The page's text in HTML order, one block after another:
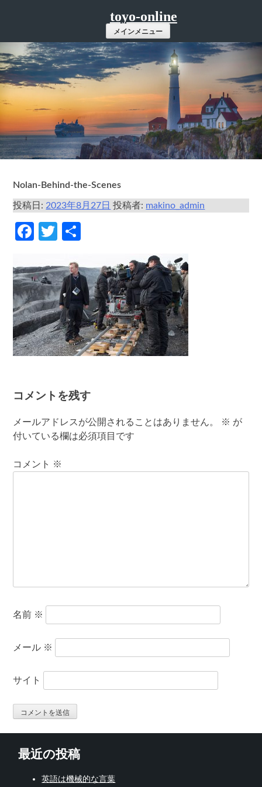
ツ
へ
ス
キ
ッ
プ
toyo-online
メインメニュー
Nolan-Behind-the-Scenes
投稿日: 2023年8月27日 投稿者: makino_admin
Facebook
Twitter
コメントを残す
メールアドレスが公開されることはありません。 ※ が
付いている欄は必須項目です
コメント ※
名前 ※
メール ※
サイト
最近の投稿
英語は機械的な言葉